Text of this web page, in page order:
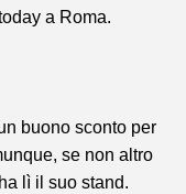
a Roma.
buono sconto per
se non altro
lì il suo stand.